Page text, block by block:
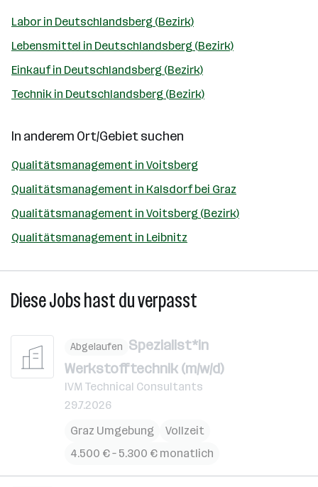
Labor in Deutschlandsberg (Bezirk)
Lebensmittel in Deutschlandsberg (Bezirk)
Einkauf in Deutschlandsberg (Bezirk)
Technik in Deutschlandsberg (Bezirk)
In anderem Ort/Gebiet suchen
Qualitätsmanagement in Voitsberg
Qualitätsmanagement in Kalsdorf bei Graz
Qualitätsmanagement in Voitsberg (Bezirk)
Qualitätsmanagement in Leibnitz
Diese Jobs hast du verpasst
Abgelaufen Spezialist*in
Werkstofftechnik (m/w/d)
IVM Technical Consultants
29.7.2026
Graz Umgebung
Vollzeit
4.500 € – 5.300 € monatlich